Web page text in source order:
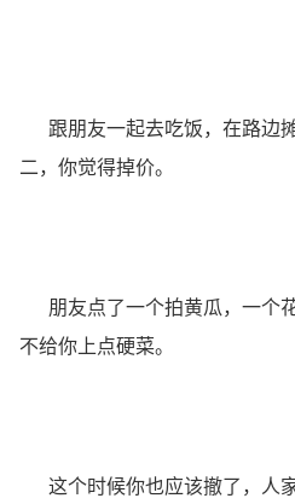
跟朋友一起去吃饭，在路边
二，你觉得掉价。
朋友点了一个拍黄瓜，一个花
不给你上点硬菜。
这个时候你也应该撤了，人家